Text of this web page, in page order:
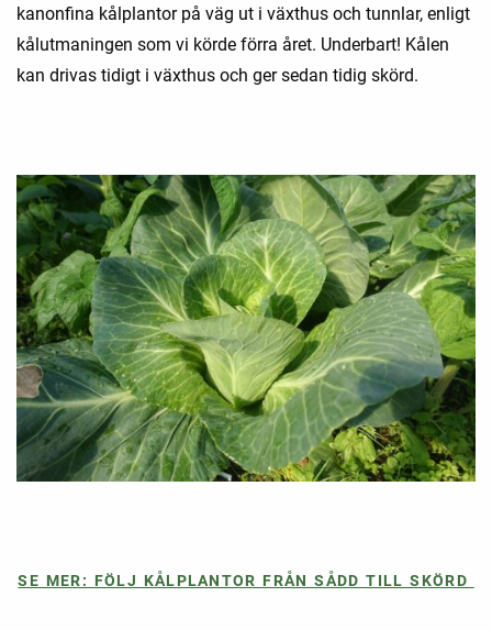
kanonfina kålplantor på väg ut i växthus och tunnlar, enligt
kålutmaningen som vi körde förra året. Underbart! Kålen
kan drivas tidigt i växthus och ger sedan tidig skörd.
SE MER: FÖLJ KÅLPLANTOR FRÅN SÅDD TILL SKÖRD